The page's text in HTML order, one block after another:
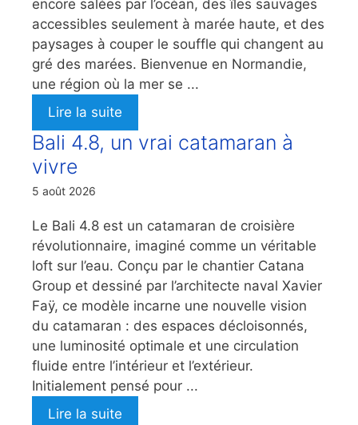
encore salées par l’océan, des îles sauvages
accessibles seulement à marée haute, et des
paysages à couper le souffle qui changent au
gré des marées. Bienvenue en Normandie,
une région où la mer se ...
Lire la suite
Bali 4.8, un vrai catamaran à
vivre
5 août 2026
Le Bali 4.8 est un catamaran de croisière
révolutionnaire, imaginé comme un véritable
loft sur l’eau. Conçu par le chantier Catana
Group et dessiné par l’architecte naval Xavier
Faÿ, ce modèle incarne une nouvelle vision
du catamaran : des espaces décloisonnés,
une luminosité optimale et une circulation
fluide entre l’intérieur et l’extérieur.
Initialement pensé pour ...
Lire la suite